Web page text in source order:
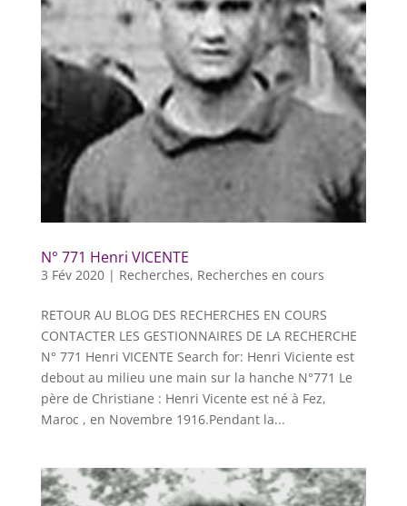
N° 771 Henri VICENTE
3 Fév 2020| Recherches, Recherches en cours
RETOUR AU BLOG DES RECHERCHES EN COURS
CONTACTER LES GESTIONNAIRES DE LA RECHERCHE
N° 771 Henri VICENTE Search for: Henri Viciente est
debout au milieu une main sur la hanche N°771 Le
père de Christiane : Henri Vicente est né à Fez,
Maroc , en Novembre 1916.Pendant la...